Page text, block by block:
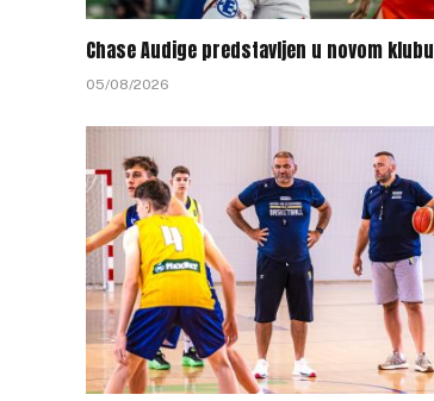
Chase Audige predstavljen u novom klubu
05/08/2026